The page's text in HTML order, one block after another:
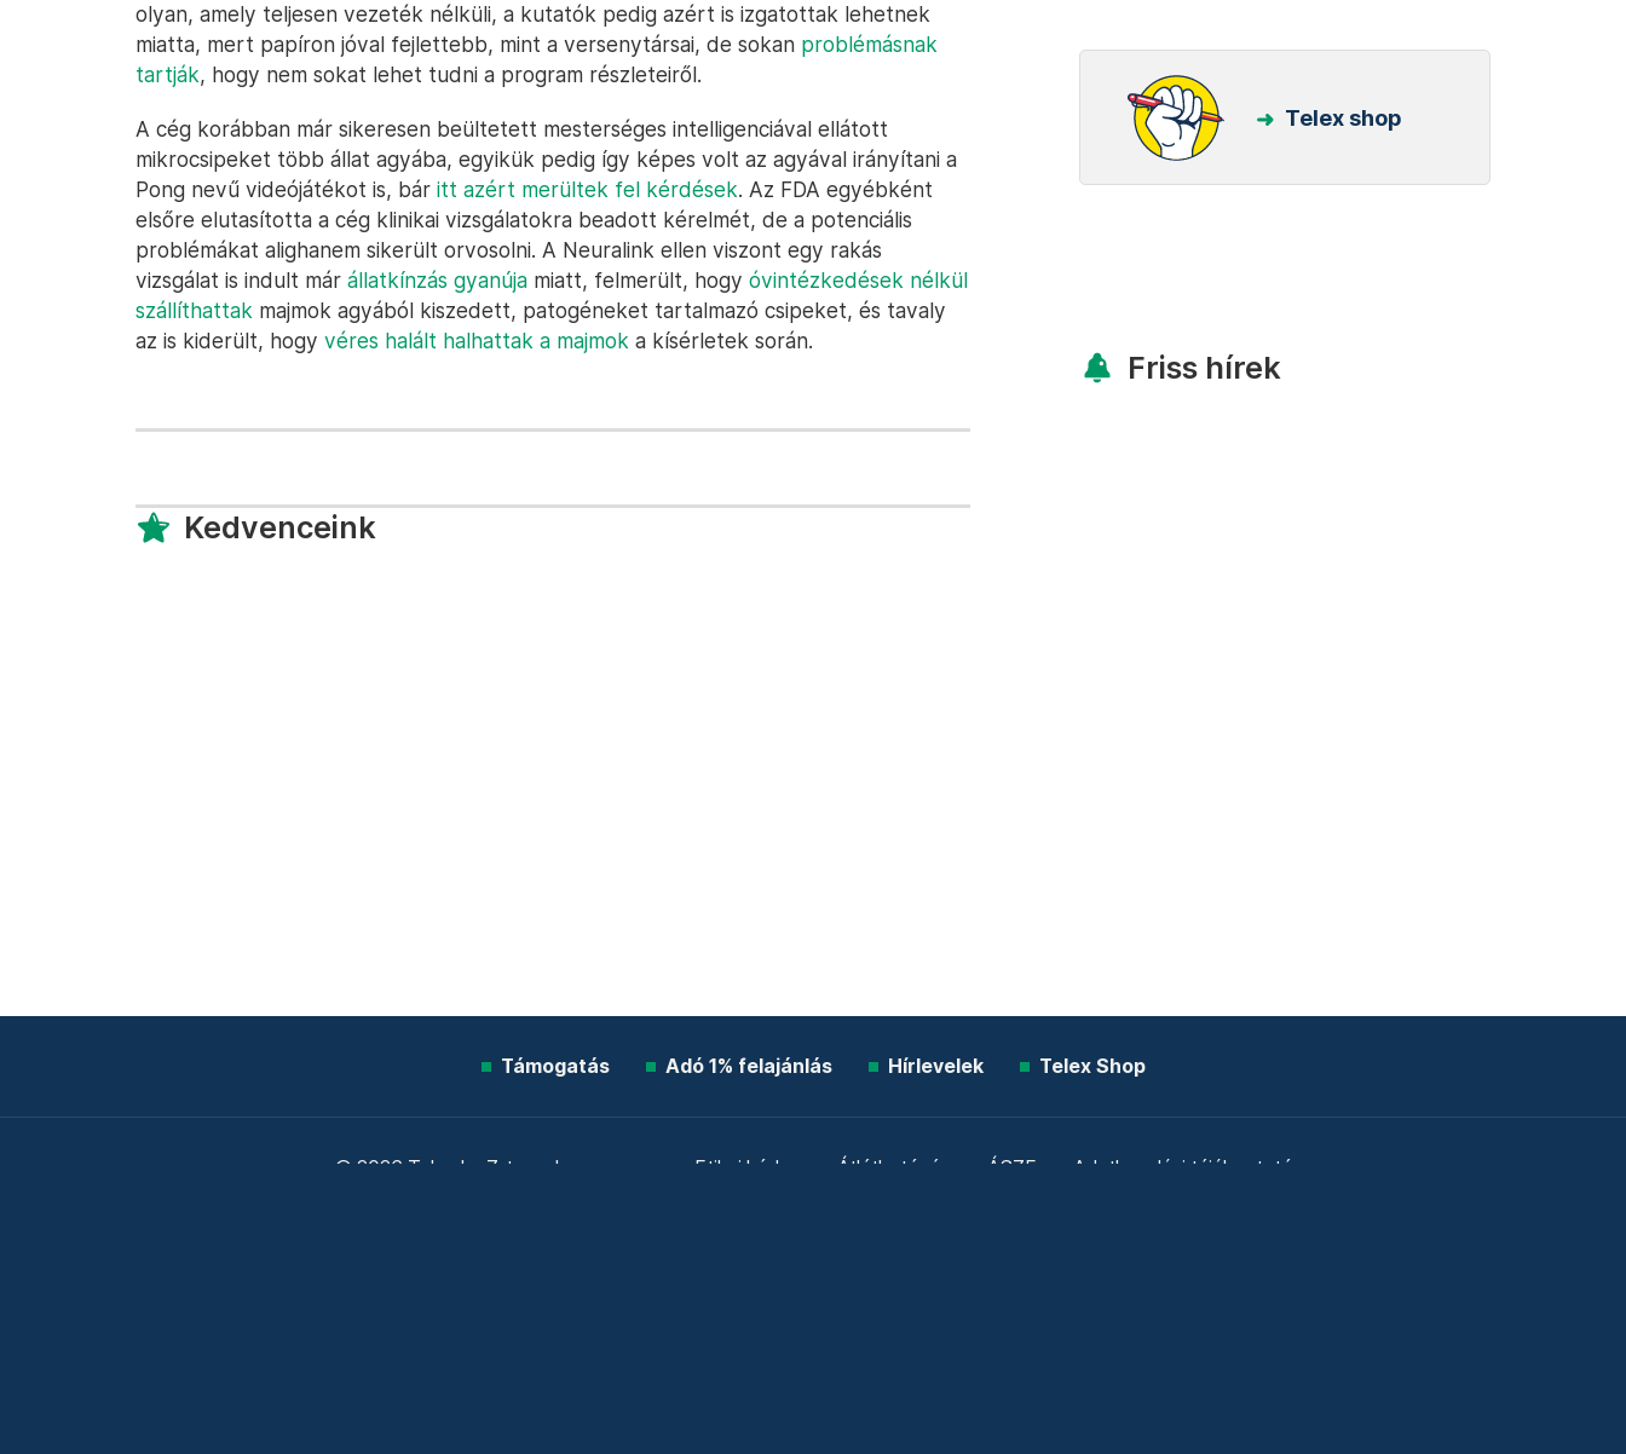
olyan, amely teljesen vezeték nélküli, a kutatók pedig azért is izgatottak lehetnek
miatta, mert papíron jóval fejlettebb, mint a versenytársai, de sokan problémásnak
tartják, hogy nem sokat lehet tudni a program részleteiről.
A cég korábban már sikeresen beültetett mesterséges intelligenciával ellátott
mikrocsipeket több állat agyába, egyikük pedig így képes volt az agyával irányítani a
Pong nevű videójátékot is, bár itt azért merültek fel kérdések. Az FDA egyébként
elsőre elutasította a cég klinikai vizsgálatokra beadott kérelmét, de a potenciális
problémákat alighanem sikerült orvosolni. A Neuralink ellen viszont egy rakás
vizsgálat is indult már állatkínzás gyanúja miatt, felmerült, hogy óvintézkedések nélkül
szállíthattak majmok agyából kiszedett, patogéneket tartalmazó csipeket, és tavaly
az is kiderült, hogy véres halált halhattak a majmok a kísérletek során.
Kedvenceink
Telex shop
Friss hírek
Támogatás Adó 1% felajánlás Hírlevelek Telex Shop
© 2026 Telex.hu Zrt. Impresszum Etikai kódex Átláthatóság ÁSZF Adatkezelési tájékoztató